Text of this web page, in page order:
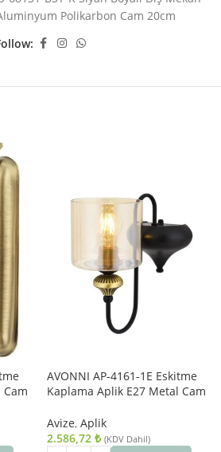
Polikarbon Cam 20cm
AVONNI AP-4161-1E Eskitme
Kaplama Aplik E27 Metal Cam
Avize, Aplik
2.586,72 ₺ (KDV Dahil)